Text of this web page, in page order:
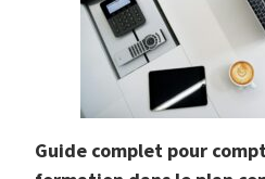
Guide complet pour